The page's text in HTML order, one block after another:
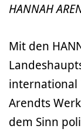
HANNAH
Mit den
international
Arendts
dem Sinn